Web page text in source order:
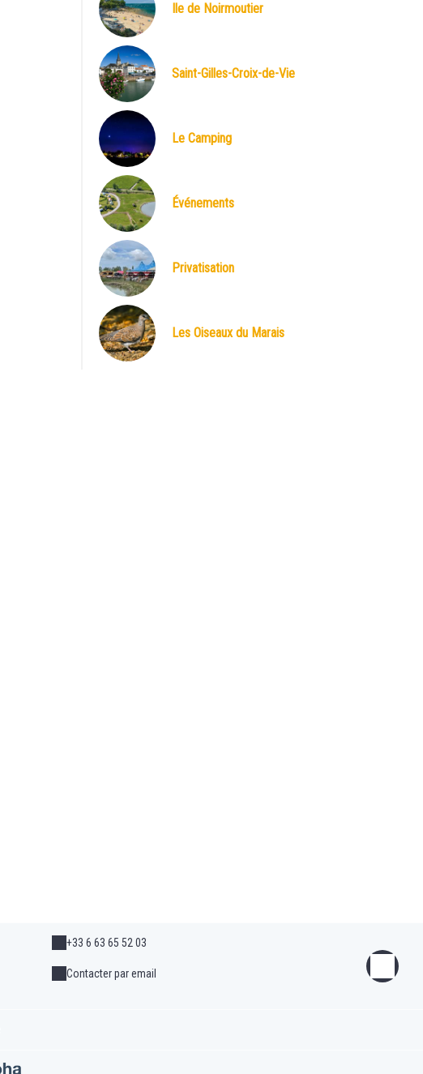
Le Camping
Ile de Noirmoutier
Saint-Gilles-Croix-de-Vie
Le Camping
Événements
Privatisation
Les Oiseaux du Marais
+33 6 63 65 52 03
Contacter par email